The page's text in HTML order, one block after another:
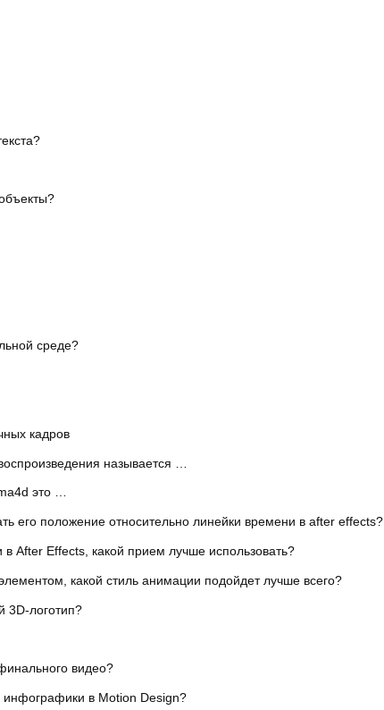
среде?
кадров
называется …
это …
его положение относительно линейки времени в after effects?
After Effects, какой прием лучше использовать?
какой стиль анимации подойдет лучше всего?
3D-логотип?
видео?
инфографики в Motion Design?